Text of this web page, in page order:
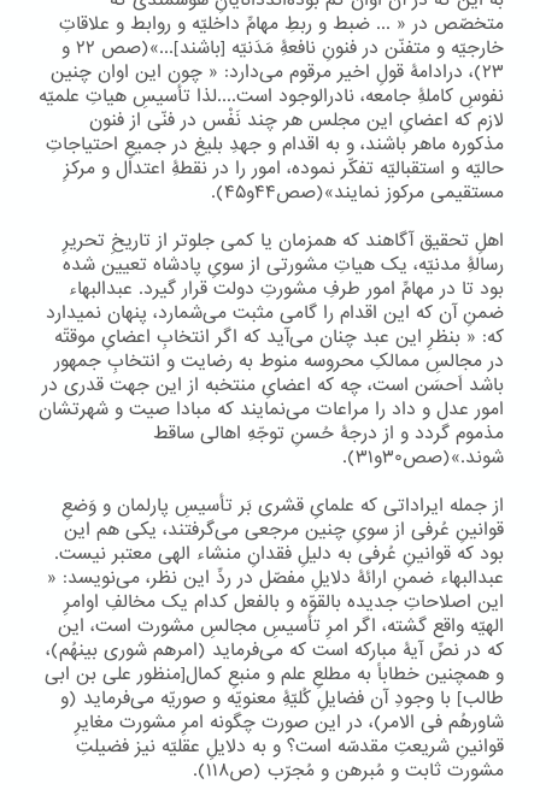
متخصّص در « ... ضبط و ربطِ مهامِّ داخلیّه و روابط و علاقاتِ
خارجیّه و متفنّن در فنونِ نافعۀِ مَدَنیّه [باشند]...»(صص ۲۲ و
۲۳)، درادامۀ قولِ اخیر مرقوم می‌دارد: « چون این اوان چنین
نفوسِ کاملۀِ جامعه، نادرالوجود است....لذا تأسیسِ هیاتِ علمیّه
لازم که اعضایِ این مجلس هر چند نَفْس در فنّی از فنون
مذکوره ماهر باشند، و به اقدام و جهدِ بلیغ در جمیعِ احتیاجاتِ
حالیّه و استقبالیّه تفکّر نموده، امور را در نقطۀِ اعتدال و مرکزِ
مستقیمی مرکوز نمایند»(صص۴۴و۴۵).
اهلِ تحقیق آگاهند که همزمان یا کمی جلوتر از تاریخِ تحریرِ
رسالۀِ مدنیّه، یک هیاتِ مشورتی از سویِ پادشاه تعیین شده
بود تا در مهامِّ امور طرفِ مشورتِ دولت قرار گیرد. عبدالبهاء
ضمنِ آن که این اقدام را گامی مثبت می‌شمارد، پنهان نمیدارد
که: « بنظرِ این عبد چنان می‌آید که اگر انتخابِ اعضایِ موقتّه
در مجالسِ ممالکِ محروسه منوط به رضایت و انتخابِ جمهور
باشد اَحسَن است، چه که اعضایِ منتخبه از این جهت قدری در
امور عدل و داد را مراعات می‌نمایند که مبادا صیت و شهرتشان
مذموم گردد و از درجۀ حُسنِ توجّهِ اهالی ساقط
شوند.»(صص۳۰و۳۱).
از جمله ایراداتی که علمایِ قشری بَر تأسیسِ پارلمان و وَضعِ
قوانینِ عُرفی از سویِ چنین مرجعی می‌گرفتند، یکی هم این
بود که قوانینِ عُرفی به دلیلِ فقدانِ منشاء الهی معتبر نیست.
عبدالبهاء ضمنِ ارائۀ دلایلِ مفصّل در ردِّ این نظر، می‌نویسد: «
این اصلاحاتِ جدیده بالقوّه و بالفعل کدام یک مخالفِ اوامرِ
الهیّه واقع گشته، اگر امرِ تأسیسِ مجالسِ مشورت است، این
که در نصِّ آیۀ مبارکه است که می‌فرماید (امرهم شوری بینهُم)،
و همچنین خطاباً به مطلعِ علم و منبعِ کمال[منظور علی بن ابی
طالب] با وجودِ آن فضایلِ کُلیّۀِ معنویّه و صوریّه می‌فرماید (و
شاورهُم فی الامر)، در این صورت چگونه امرِ مشورت مغایرِ
قوانینِ شریعتِ مقدسّه است؟ و به دلایلِ عقلیّه نیز فضیلتِ
مشورت ثابت و مُبرهن و مُجرّب (ص۱۱۸).